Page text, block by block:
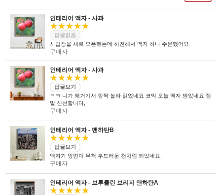
인테리어 액자 - 사과
★★★★★
답글없음
사업장을 새로 오픈했는데 허전해서 액자 하나 주문했어요
구매자
인테리어 액자 - 사과
★★★★★
답글보기
ㅋㅋ 니가 왜거기서 깜짝 놀라 읽었네요 코믹 오늘 액자 받았네요 정
말 신선합니다,
구매자
인테리어 액자 - 맨하탄B
★★★★★
답글보기
액자가 앞면이 무척 부드러운 천처럼 되있네요,
구매자
인테리어 액자 - 브루클린 브리지 맨하탄A
★★★★★